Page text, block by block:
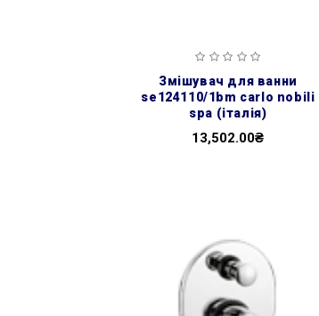
змішувач для ванни
se124110/1bm carlo nobili
spa (італія)
13,502.00₴